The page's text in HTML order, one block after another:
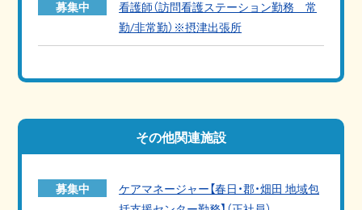
募集中
看護師（訪問看護ステーション勤務 常
勤/非常勤）※摂津出張所
その他関連施設
募集中
ケアマネージャー【春日・郡・畑田 地域包